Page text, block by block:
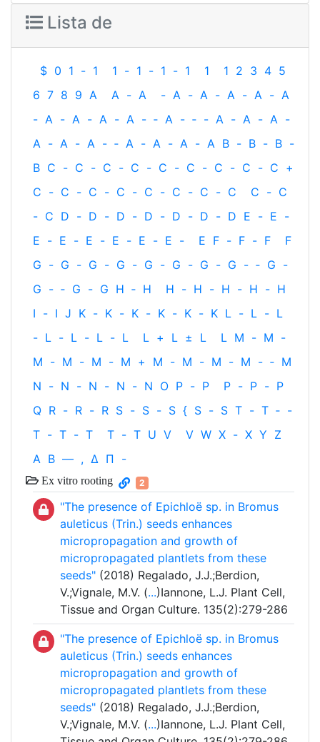
Lista de
$ 0 1 - 1 1 - 1 - 1 - 1 1 1 2 3 4 5
6 7 8 9 A A - A - A - A - A - A - A
- A - A - A - A - ‐ A - ‐ - A - A - A -
A - A - A - ‐ A - A - A - A B - B - B -
B C - C - C - C - C - C - C - C - C +
C - C - C - C - C - C - C - C C - C
- C D - D - D - D - D - D - D E - E -
E - E - E - E - E - E - E F - F - F
F
G - G - G - G - G - G - G - G - ‐ G -
G - ‐ G - G H ‐ H H - H - H - H - H
I - I J K - K - K - K - K - K L - L - L
- L - L - L - L L + L ± L L M - M -
M - M - M - M + M - M - M - M - ‐ M
N - N - N - N - N O P - P P - P - P
Q R - R - R S - S - S { S - S T - T ‐ -
T - T - T T - T U V V W X - X Y Z
Α Β — , Δ Π -
Ex vitro rooting 2
"The presence of Epichloë sp. in Bromus
auleticus (Trin.) seeds enhances
micropropagation and growth of
micropropagated plantlets from these
seeds" (2018) Regalado, J.J.;Berdion,
V.;Vignale, M.V. (...)Iannone, L.J. Plant Cell,
Tissue and Organ Culture. 135(2):279-286
"The presence of Epichloë sp. in Bromus
auleticus (Trin.) seeds enhances
micropropagation and growth of
micropropagated plantlets from these
seeds" (2018) Regalado, J.J.;Berdion,
V.;Vignale, M.V. (...)Iannone, L.J. Plant Cell,